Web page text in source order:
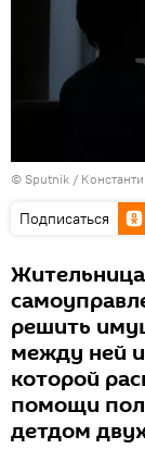
© Sputnik /
Подписаться
решить
между ней
которой
помощи
детдом